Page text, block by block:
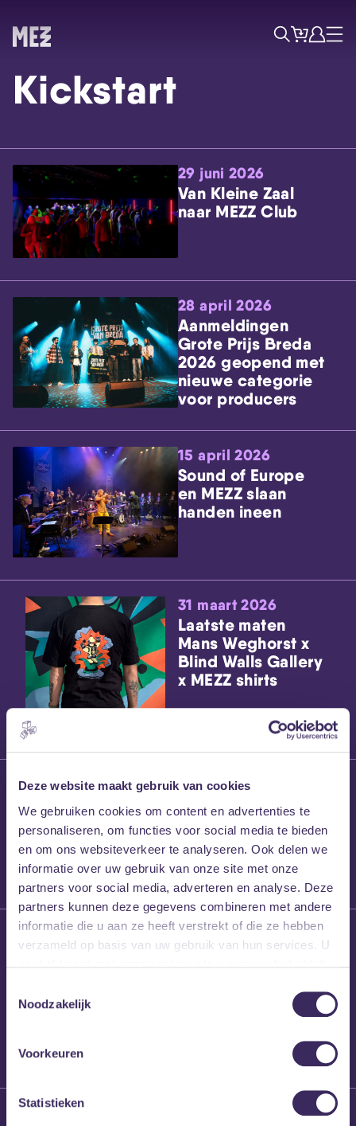
Deze website maakt gebruik van cookies
We gebruiken cookies om content en advertenties te
personaliseren, om functies voor social media te bieden
en om ons websiteverkeer te analyseren. Ook delen we
informatie over uw gebruik van onze site met onze
partners voor social media, adverteren en analyse. Deze
partners kunnen deze gegevens combineren met andere
informatie die u aan ze heeft verstrekt of die ze hebben
verzameld op basis van uw gebruik van hun services. U
Noodzakelijk
Voorkeuren
Statistieken
Skip navigatie
ZoekTicketsAccount
Menu
Kickstart
29 juni 2026
Van Kleine Zaal
naar MEZZ Club
28 april 2026
Aanmeldingen
Grote Prijs Breda
2026 geopend met
nieuwe categorie
voor producers
15 april 2026
Sound of Europe
en MEZZ slaan
handen ineen
31 maart 2026
Laatste maten
Mans Weghorst x
Blind Walls Gallery
x MEZZ shirts
27 maart 2026
Willem’s Blog:
Frans Kalf
26 maart 2026
Willem’s Blog: High